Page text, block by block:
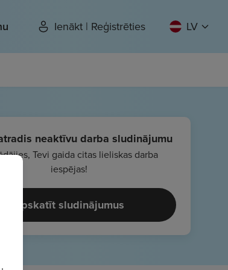
Ienākt | Reģistrēties LV
neaktīvu darba sludinājumu
Tevi gaida citas lieliskas darba
iespējas!
Apskatīt sludinājumus